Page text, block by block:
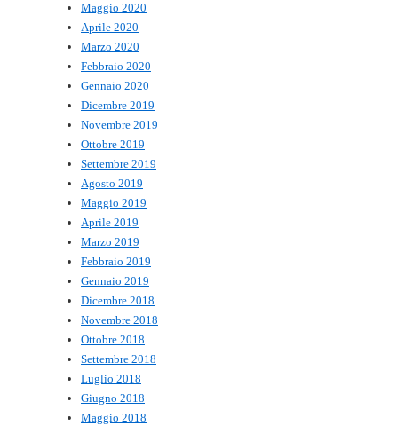
Maggio 2020
Aprile 2020
Marzo 2020
Febbraio 2020
Gennaio 2020
Dicembre 2019
Novembre 2019
Ottobre 2019
Settembre 2019
Agosto 2019
Maggio 2019
Aprile 2019
Marzo 2019
Febbraio 2019
Gennaio 2019
Dicembre 2018
Novembre 2018
Ottobre 2018
Settembre 2018
Luglio 2018
Giugno 2018
Maggio 2018